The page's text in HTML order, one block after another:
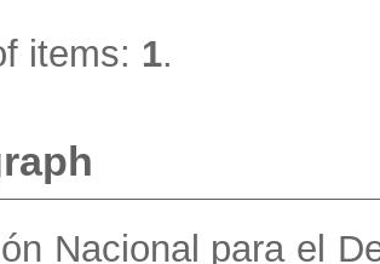
items: 1.
Nacional para el